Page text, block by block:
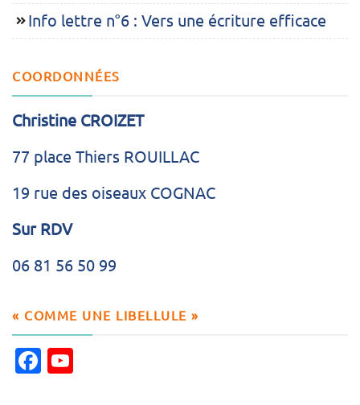
Info lettre n°6 : Vers une écriture efficace
COORDONNÉES
Christine CROIZET
77 place Thiers ROUILLAC
19 rue des oiseaux COGNAC
Sur RDV
06 81 56 50 99
« COMME UNE LIBELLULE »
Facebook